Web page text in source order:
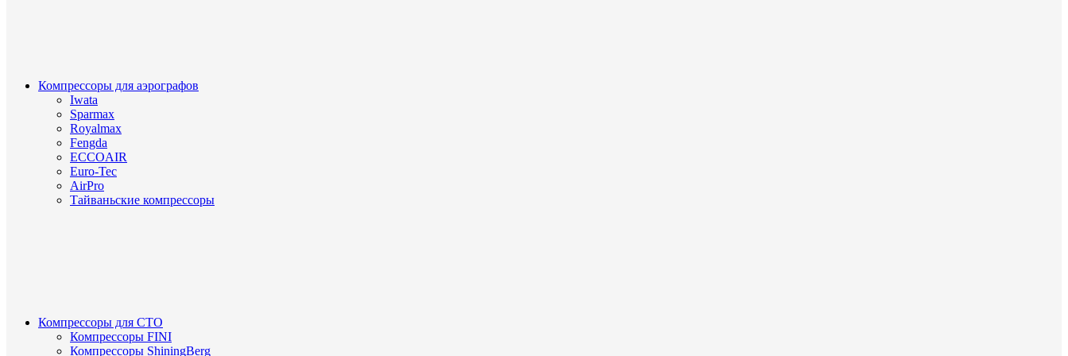
Компрессоры для аэрографов
Iwata
Sparmax
Royalmax
Fengda
ECCOAIR
Euro-Tec
AirPro
Тайваньские компрессоры
Компрессоры для СТО
Компрессоры FINI
Компрессоры ShiningBerg